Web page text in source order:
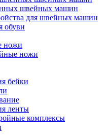
швейных машин
для швейных машин
обуви
ножи
ножи
бейки
ленты
комплексы